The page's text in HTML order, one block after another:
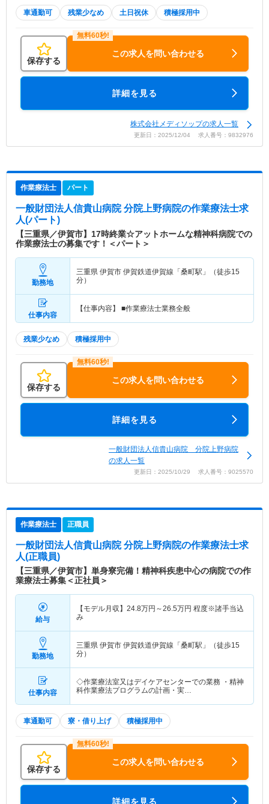
車通勤可 残業少なめ 土日祝休 積極採用中
保存する
この求人を問い合わせる
詳細を見る
株式会社メディソップの求人一覧
更新日：2025/12/04 求人番号：9832976
作業療法士 パート
一般財団法人信貴山病院 分院上野病院の作業療法士求
人(パート)
【三重県／伊賀市】17時終業☆アットホームな精神科病院での
作業療法士の募集です！＜パート＞
勤務地
三重県 伊賀市 伊賀鉄道伊賀線「桑町駅」（徒歩15
分）
仕事内容
【仕事内容】 ■作業療法士業務全般
残業少なめ 積極採用中
保存する
この求人を問い合わせる
詳細を見る
一般財団法人信貴山病院 分院上野病院
の求人一覧
更新日：2025/10/29 求人番号：9025570
作業療法士 正職員
一般財団法人信貴山病院 分院上野病院の作業療法士求
人(正職員)
【三重県／伊賀市】単身寮完備！精神科疾患中心の病院での作
業療法士募集＜正社員＞
給与
【モデル月収】 24.8万円～26.5万円 程度※諸手当込
み
勤務地
三重県 伊賀市 伊賀鉄道伊賀線「桑町駅」（徒歩15
分）
仕事内容
◇作業療法室又はデイケアセンターでの業務 ・精神
科作業療法プログラムの計画・実…
車通勤可 寮・借り上げ 積極採用中
保存する
この求人を問い合わせる
詳細を見る